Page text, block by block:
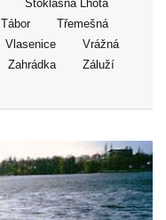
Stoklasná Lhota
Tábor
Třemešná
Vlasenice
Vrážná
Zahrádka
Záluží